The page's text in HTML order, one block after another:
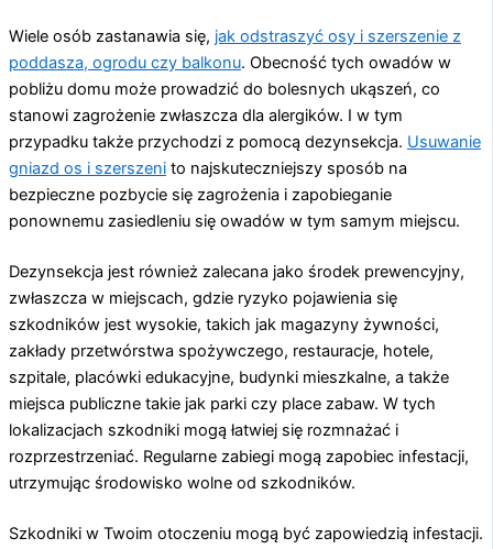
Wiele osób zastanawia się, jak odstraszyć osy i szerszenie z
poddasza, ogrodu czy balkonu. Obecność tych owadów w
pobliżu domu może prowadzić do bolesnych ukąszeń, co
stanowi zagrożenie zwłaszcza dla alergików. I w tym
przypadku także przychodzi z pomocą dezynsekcja. Usuwanie
gniazd os i szerszeni to najskuteczniejszy sposób na
bezpieczne pozbycie się zagrożenia i zapobieganie
ponownemu zasiedleniu się owadów w tym samym miejscu.
Dezynsekcja jest również zalecana jako środek prewencyjny,
zwłaszcza w miejscach, gdzie ryzyko pojawienia się
szkodników jest wysokie, takich jak magazyny żywności,
zakłady przetwórstwa spożywczego, restauracje, hotele,
szpitale, placówki edukacyjne, budynki mieszkalne, a także
miejsca publiczne takie jak parki czy place zabaw. W tych
lokalizacjach szkodniki mogą łatwiej się rozmnażać i
rozprzestrzeniać. Regularne zabiegi mogą zapobiec infestacji,
utrzymując środowisko wolne od szkodników.
Szkodniki w Twoim otoczeniu mogą być zapowiedzią infestacji.